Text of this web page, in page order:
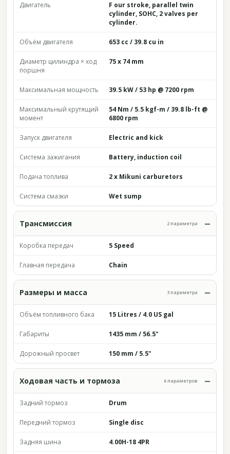
Двигатель
F our stroke, parallel twin
cylinder, SOHC, 2 valves per
cylinder.
Объём двигателя 653 cc / 39.8 cu in
Диаметр цилиндра × ход
поршня
75 x 74 mm
Максимальная мощность 39.5 kW / 53 hp @ 7200 rpm
Максимальный крутящий
момент
54 Nm / 5.5 kgf-m / 39.8 lb-ft @
6800 rpm
Запуск двигателя Electric and kick
Система зажигания Battery, induction coil
Подача топлива 2 x Mikuni carburetors
Система смазки Wet sump
Трансмиссия 2 параметра
Коробка передач 5 Speed
Главная передача Chain
Размеры и масса 3 параметра
Объём топливного бака 15 Litres / 4.0 US gal
Габариты 1435 mm / 56.5"
Дорожный просвет 150 mm / 5.5"
Ходовая часть и тормоза 6 параметров
Задний тормоз Drum
Передний тормоз Single disc
Задняя шина 4.00H-18 4PR